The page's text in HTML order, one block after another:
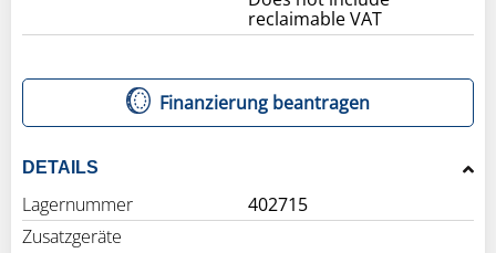
reclaimable VAT
Finanzierung beantragen
DETAILS
Lagernummer
402715
Zusatzgeräte